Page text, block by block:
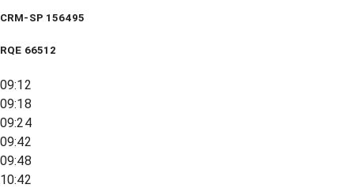
CRM-SP 156495
RQE 66512
09:12
09:18
09:24
09:42
09:48
10:42